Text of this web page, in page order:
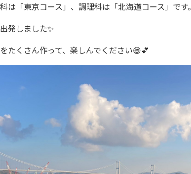
は「東京コース」、調理科は「北海道コース」です。
発しました✨
たくさん作って、楽しんでください😄💕